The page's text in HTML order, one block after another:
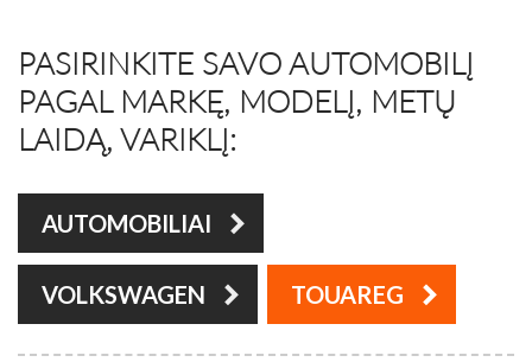
PASIRINKITE SAVO AUTOMOBILĮ
PAGAL MARKĘ, MODELĮ, METŲ
LAIDĄ, VARIKLĮ:
AUTOMOBILIAI
VOLKSWAGEN TOUAREG